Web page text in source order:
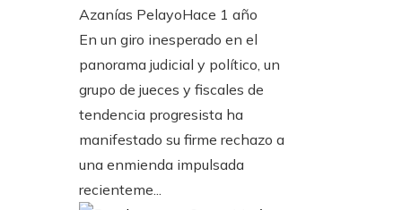
Azanías PelayoHace 1 año
En un giro inesperado en el
panorama judicial y político, un
grupo de jueces y fiscales de
tendencia progresista ha
manifestado su firme rechazo a
una enmienda impulsada
recienteme...